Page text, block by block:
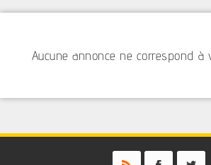
Aucune annonce ne correspond à